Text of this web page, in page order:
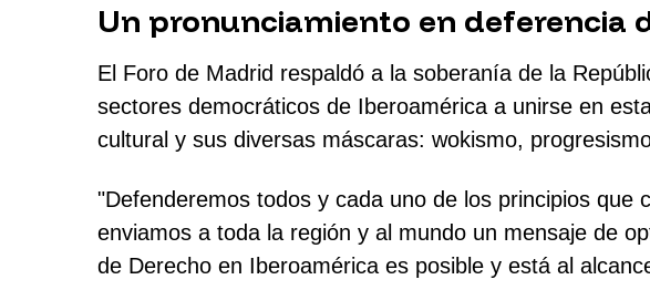
Un pronunciamiento en deferencia
El Foro de Madrid respaldó a la soberanía de la
sectores democráticos de Iberoamérica a unirse en
cultural y sus diversas máscaras: wokismo,
"Defenderemos todos y cada uno de los principios que
enviamos a toda la región y al mundo un mensaje de
de Derecho en Iberoamérica es posible y está al